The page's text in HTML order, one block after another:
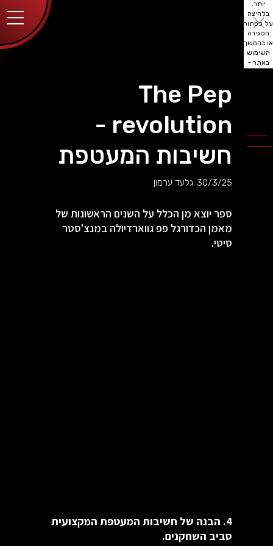
יותר.
בלחיצה
על כפתור
הסגירה
או בהמשך
השימוש
באתר –
The Pep
revolution -
חשיבות המעטפת
30/3/25 גלעד ערמון
ספר יוצא מן הכלל על השנים הראשונות של
מאמן הכדורגל פפ גווארדיולה במנצ'סטר
סיטי.
4. הבנה של חשיבות המעטפת המקצועית
סביב השחקנים.